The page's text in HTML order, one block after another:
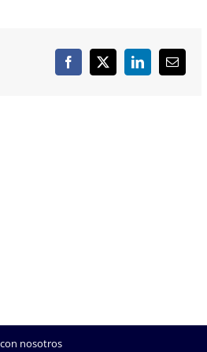
Facebook
X LinkedInCorreo
nosotros